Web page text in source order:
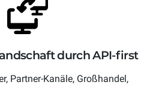
durch API-first
Partner-Kanäle, Großhandel,